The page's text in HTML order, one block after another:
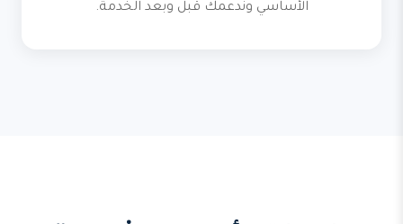
الأساسي وندعمك قبل وبعد الخدمة.